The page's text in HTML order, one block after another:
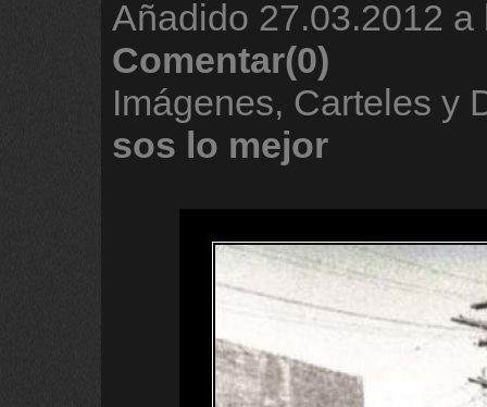
Añadido 27.03.2012 a
Comentar(0)
Imágenes, Carteles y
sos lo mejor